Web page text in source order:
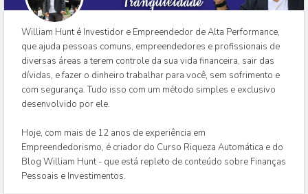
William Hunt é Investidor e Empreendedor de Alta Performance,
que ajuda pessoas comuns, empreendedores e profissionais de
diversas áreas a terem controle da sua vida financeira, sair das
dívidas, e fazer o dinheiro trabalhar para você, sem sofrimento e
com segurança. Tudo isso com um método simples e exclusivo
desenvolvido por ele.
Hoje, com mais de 12 anos de experiência em
Empreendedorismo, é criador do Curso Riqueza Automática e do
Blog William Hunt - que está repleto de conteúdo sobre Finanças
Pessoais e Investimentos.